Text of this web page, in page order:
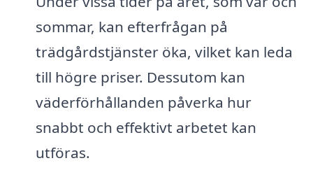
sommar, kan efterfrågan på
trädgårdstjänster öka, vilket kan leda
till högre priser. Dessutom kan
väderförhållanden påverka hur
snabbt och effektivt arbetet kan
utföras.